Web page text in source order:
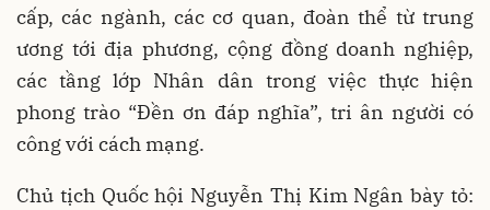
cấp, các ngành, các cơ quan, đoàn thể từ trung
ương tới địa phương, cộng đồng doanh nghiệp,
các tầng lớp Nhân dân trong việc thực hiện
phong trào “Đền ơn đáp nghĩa”, tri ân người có
công với cách mạng.
Chủ tịch Quốc hội Nguyễn Thị Kim Ngân bày tỏ: